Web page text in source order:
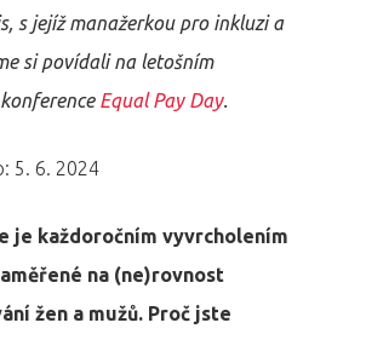
s jejíž manažerkou pro inkluzi a
si povídali na letošním
Equal Pay Day.
5. 6. 2024
je každoročním vyvrcholením
na (ne)rovnost
žen a mužů. Proč jste